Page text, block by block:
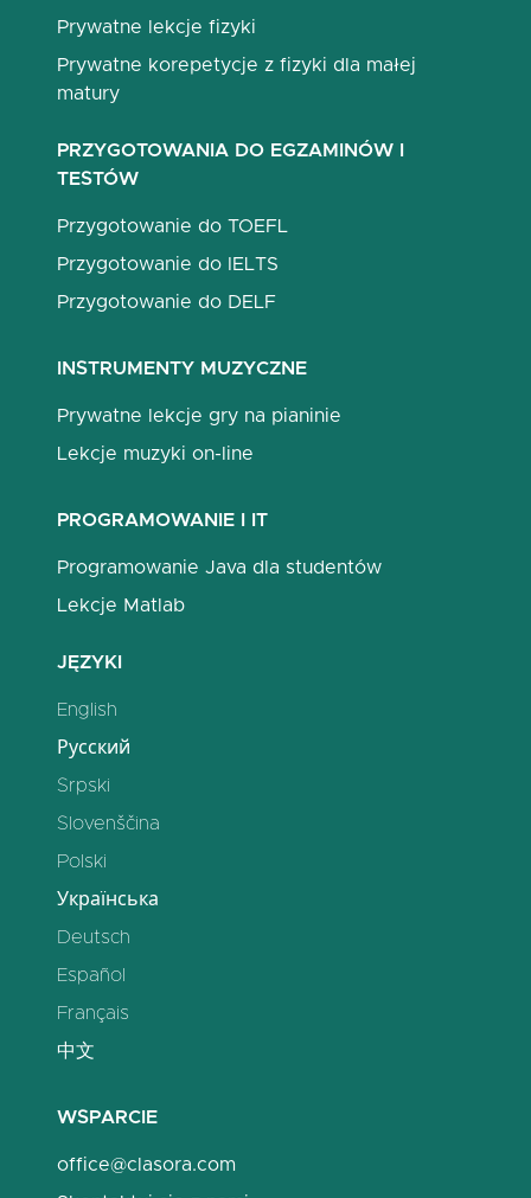
Prywatne lekcje fizyki
Prywatne korepetycje z fizyki dla małej
matury
PRZYGOTOWANIA DO EGZAMINÓW I
TESTÓW
Przygotowanie do TOEFL
Przygotowanie do IELTS
Przygotowanie do DELF
INSTRUMENTY MUZYCZNE
Prywatne lekcje gry na pianinie
Lekcje muzyki on-line
PROGRAMOWANIE I IT
Programowanie Java dla studentów
Lekcje Matlab
JĘZYKI
English
Русский
Srpski
Slovenščina
Polski
Українська
Deutsch
Español
Français
中文
WSPARCIE
office@clasora.com